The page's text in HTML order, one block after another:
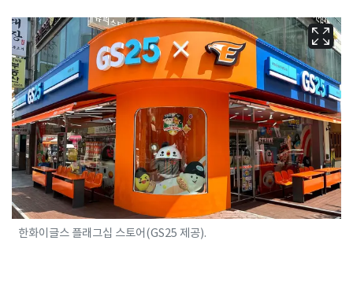
한화이글스 플래그십 스토어(GS25 제공).